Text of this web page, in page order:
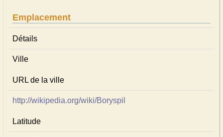
Emplacement
Détails
Ville
URL de la ville
http://wikipedia.org/wiki/Boryspil
Latitude